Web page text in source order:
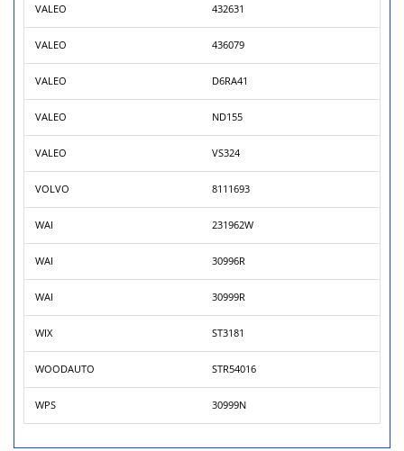
VALEO 432631
VALEO 436079
VALEO D6RA41
VALEO ND155
VALEO VS324
VOLVO 8111693
WAI 231962W
WAI 30996R
WAI 30999R
WIX ST3181
WOODAUTO STR54016
WPS 30999N